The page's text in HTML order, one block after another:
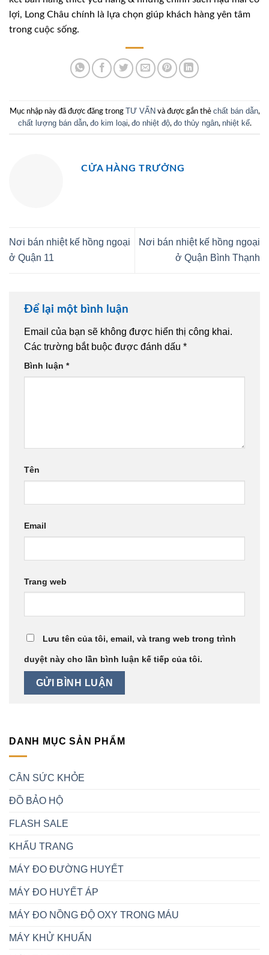
lợi, Long Châu chính là lựa chọn giúp khách hàng yên tâm
trong cuộc sống.
Mục nhập này đã được đăng trong TƯ VẤN và được gắn thẻ chất bán dẫn,
chất lượng bán dẫn, đo kim loại, đo nhiệt độ, đo thủy ngân, nhiệt kế.
CỬA HÀNG TRƯỞNG
Nơi bán nhiệt kế hồng ngoại
ở Quận 11
Nơi bán nhiệt kế hồng ngoại
ở Quận Bình Thạnh
Để lại một bình luận
Email của bạn sẽ không được hiển thị công khai.
Các trường bắt buộc được đánh dấu *
Bình luận *
Tên
Email
Trang web
Lưu tên của tôi, email, và trang web trong trình
duyệt này cho lần bình luận kế tiếp của tôi.
DANH MỤC SẢN PHẨM
CÂN SỨC KHỎE
ĐỒ BẢO HỘ
FLASH SALE
KHẨU TRANG
MÁY ĐO ĐƯỜNG HUYẾT
MÁY ĐO HUYẾT ÁP
MÁY ĐO NỒNG ĐỘ OXY TRONG MÁU
MÁY KHỬ KHUẨN